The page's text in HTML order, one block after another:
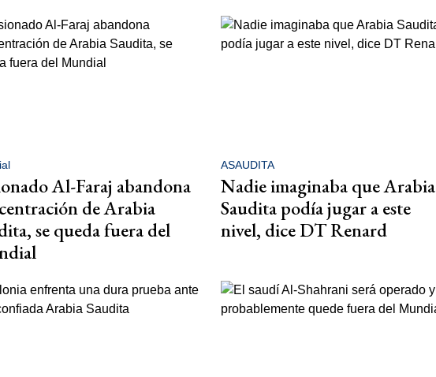
Al-Faraj abandona
de Arabia
se queda fuera del
ASAUDITA
Nadie imaginaba que Arabia
Saudita podía jugar a este
nivel, dice DT Renard